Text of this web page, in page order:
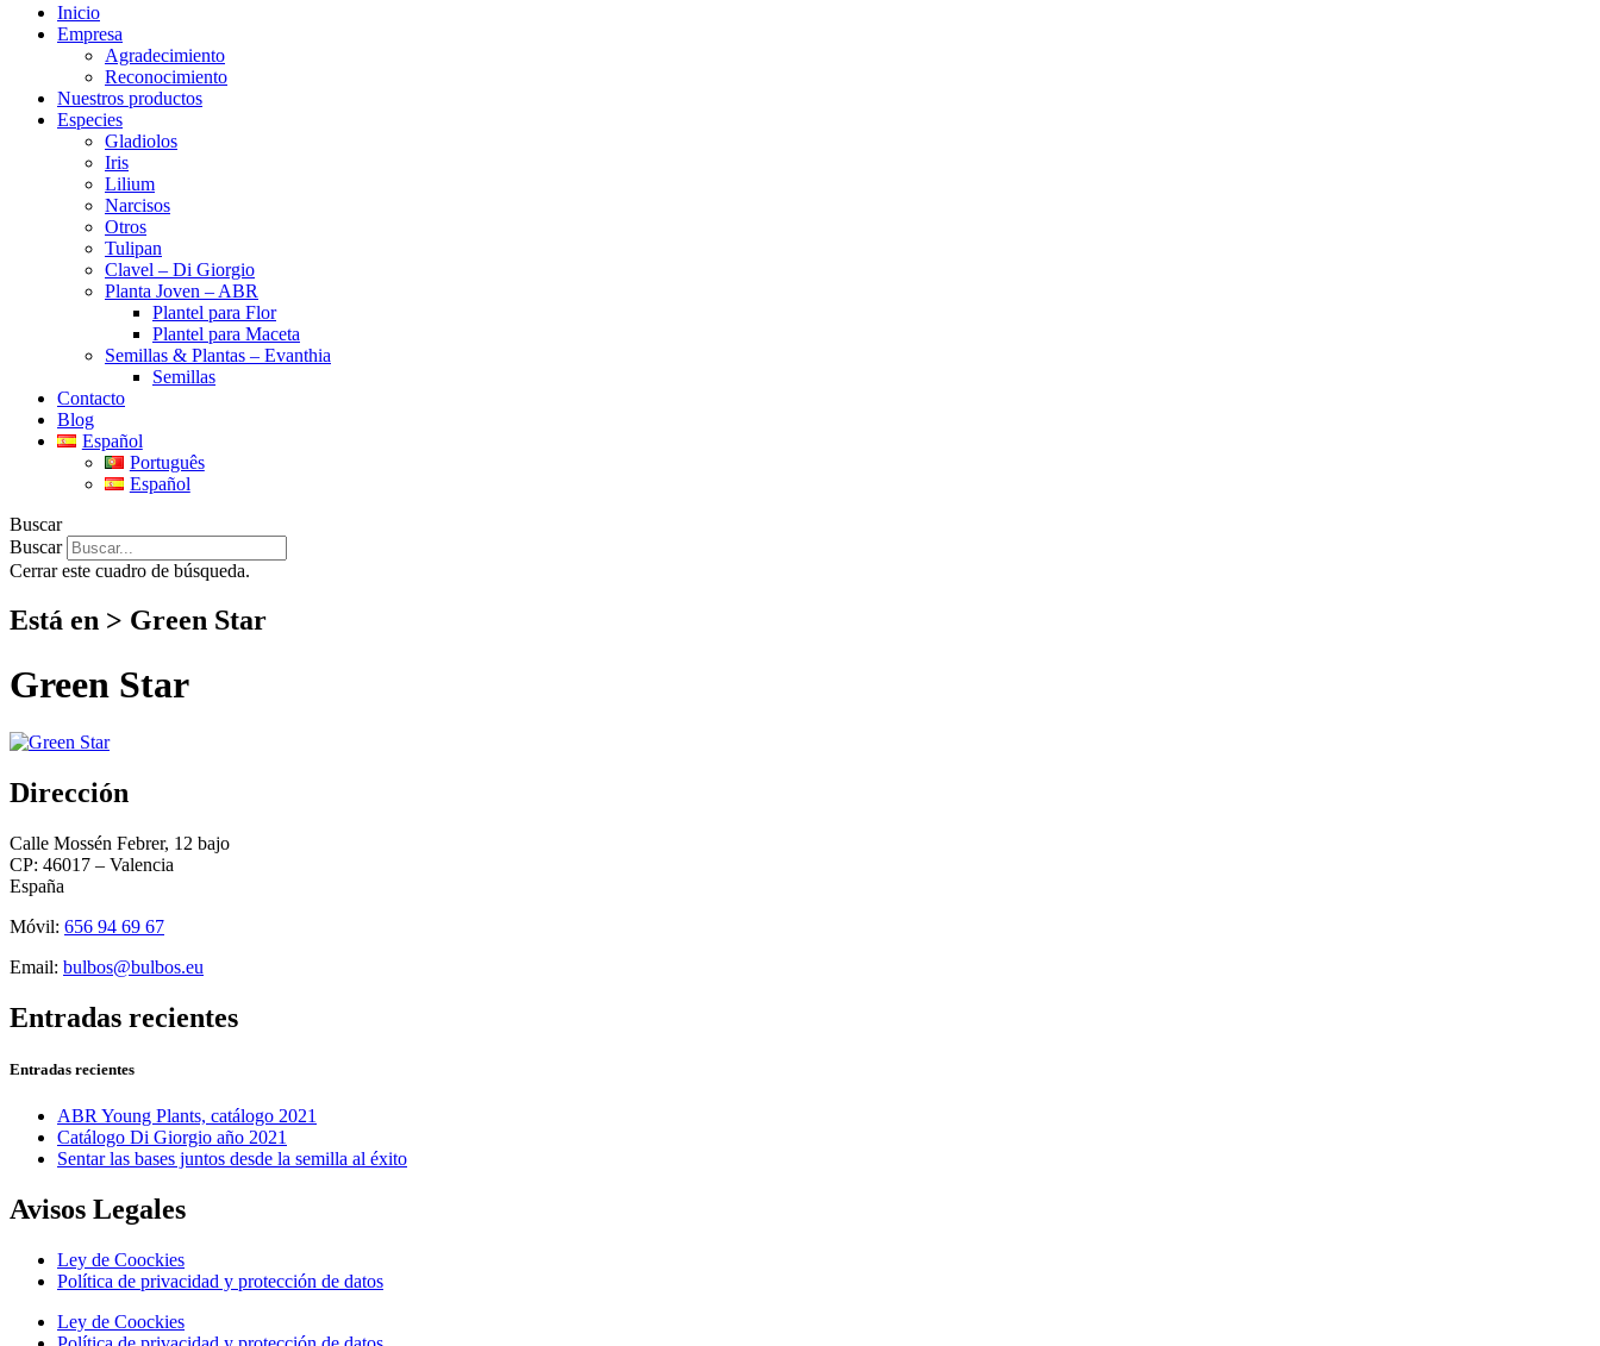
Inicio
Empresa
Agradecimiento
Reconocimiento
Nuestros productos
Especies
Gladiolos
Iris
Lilium
Narcisos
Otros
Tulipan
Clavel – Di Giorgio
Planta Joven – ABR
Plantel para Flor
Plantel para Maceta
Semillas & Plantas – Evanthia
Semillas
Contacto
Blog
Español
Português
Español
Buscar
Buscar
Cerrar este cuadro de búsqueda.
Está en > Green Star
Green Star
Dirección
Calle Mossén Febrer, 12 bajo
CP: 46017 – Valencia
España
Móvil: 656 94 69 67
Email: bulbos@bulbos.eu
Entradas recientes
Entradas recientes
ABR Young Plants, catálogo 2021
Catálogo Di Giorgio año 2021
Sentar las bases juntos desde la semilla al éxito
Avisos Legales
Ley de Coockies
Política de privacidad y protección de datos
Ley de Coockies